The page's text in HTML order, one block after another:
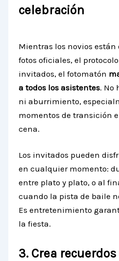
celebración
Mientras los novios están
fotos oficiales, el
invitados, el fotomatón
a todos los asistentes. No
ni aburrimiento,
momentos de transición
cena.
Los invitados pueden
en cualquier momento:
entre plato y plato, o al
cuando la pista de baile
Es entretenimiento
la fiesta.
3. Crea